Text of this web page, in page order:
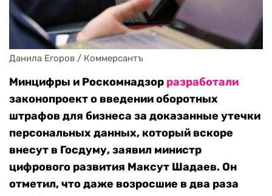
Данила Егоров / Коммерсантъ
Минцифры и Роскомнадзор разработали
законопроект о введении оборотных
штрафов для бизнеса за доказанные утечки
персональных данных, который вскоре
внесут в Госдуму, заявил министр
цифрового развития Максут Шадаев. Он
отметил, что даже возросшие в два раза